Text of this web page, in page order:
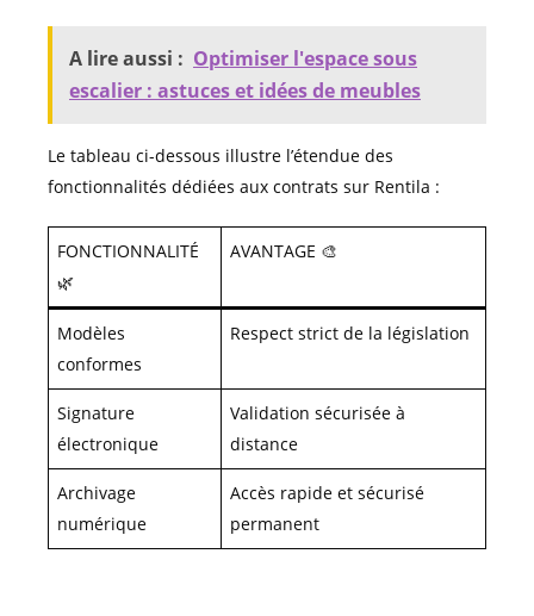
A lire aussi : Optimiser l'espace sous
escalier : astuces et idées de meubles
Le tableau ci-dessous illustre l’étendue des
fonctionnalités dédiées aux contrats sur Rentila :
FONCTIONNALITÉ
🌿
AVANTAGE 🎨
Modèles
conformes
Respect strict de la législation
Signature
électronique
Validation sécurisée à
distance
Archivage
numérique
Accès rapide et sécurisé
permanent